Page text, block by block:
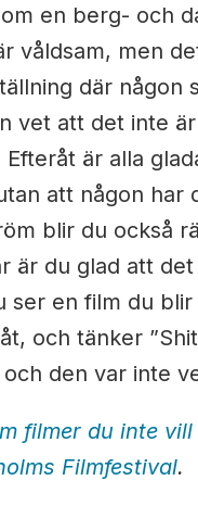
en berg- och
våldsam, men
där någon
vet att det inte
är alla
att någon har
blir du också
är du glad att
ser en film du
och tänker
den var inte
filmer du inte
Filmfestival.